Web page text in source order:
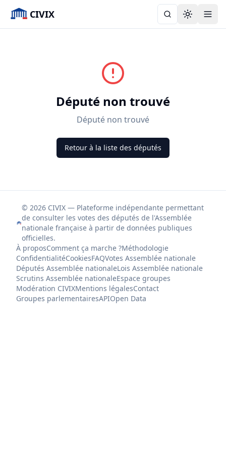
CIVIX Toggle
Député non trouvé
Député non trouvé
Retour à la liste des députés
© 2026 CIVIX — Plateforme indépendante permettant
de consulter les votes des députés de l'Assemblée
nationale française à partir de données publiques
officielles.
À proposComment ça marche ?Méthodologie
ConfidentialitéCookiesFAQVotes Assemblée nationale
Députés Assemblée nationaleLois Assemblée nationale
Scrutins Assemblée nationaleEspace groupes
Modération CIVIXMentions légalesContact
Groupes parlementairesAPIOpen Data